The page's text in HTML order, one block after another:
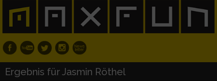
Ergebnis für Jasmin Röthel